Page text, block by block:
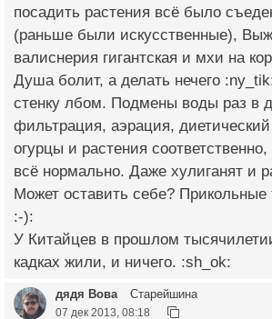
посадить растения всё было
(раньше были искусственные),
валиснерия гигантская и мхи на
Душа болит, а делать нечего
стенку лбом. Подмены воды раз в
фильтрация, аэрация,
огурцы и растения
всё нормально. Даже хулиганят и
Может оставить себе? Прикольные
:-):
У Китайцев в прошлом
кадках жили, и ничего. :sh_ok:
дядя Вова Старейшина
07 дек 2013, 08:18